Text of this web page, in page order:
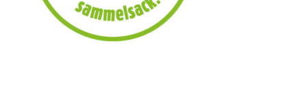
Sécurité
Stage / apprentissage